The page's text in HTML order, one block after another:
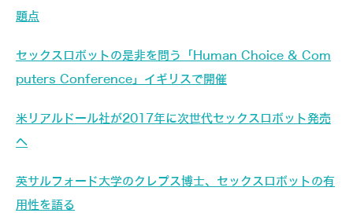
題点
セックスロボットの是非を問う「Human Choice & Com
puters Conference」イギリスで開催
米リアルドール社が2017年に次世代セックスロボット発売
へ
英サルフォード大学のクレプス博士、セックスロボットの有
用性を語る